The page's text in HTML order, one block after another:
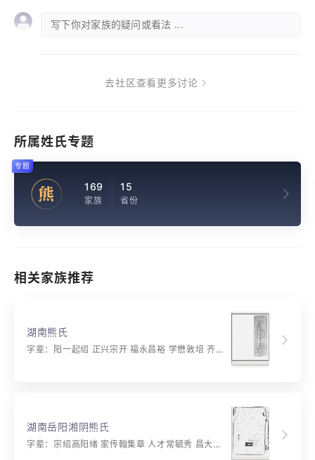
写下你对家族的疑问或看法 ...
去社区查看更多讨论
所属姓氏专题
熊 169
家族
15
省份
专题
相关家族推荐
湖南熊氏
字辈：阳一起绍 正兴宗开 福永昌裕 学懋敦培 齐家立本 崇德育才 文章华国 万世安怀 仁义光明 礼智善良 信浩宽宏 敬祖尊堂
湖南岳阳湘阴熊氏
字辈：宗绍高阳绪 家传翰集章 人才常毓秀 昌大永垂芳